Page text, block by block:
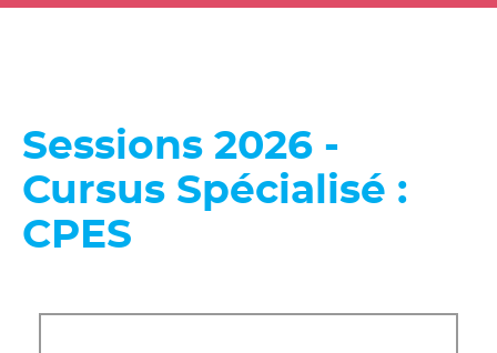
Sessions 2026 -
Cursus Spécialisé :
CPES